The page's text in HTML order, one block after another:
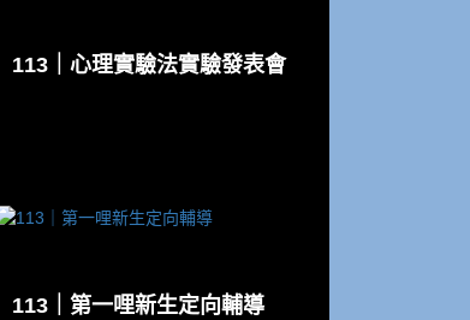
113｜心理實驗法實驗發表會
113｜第一哩新生定向輔導